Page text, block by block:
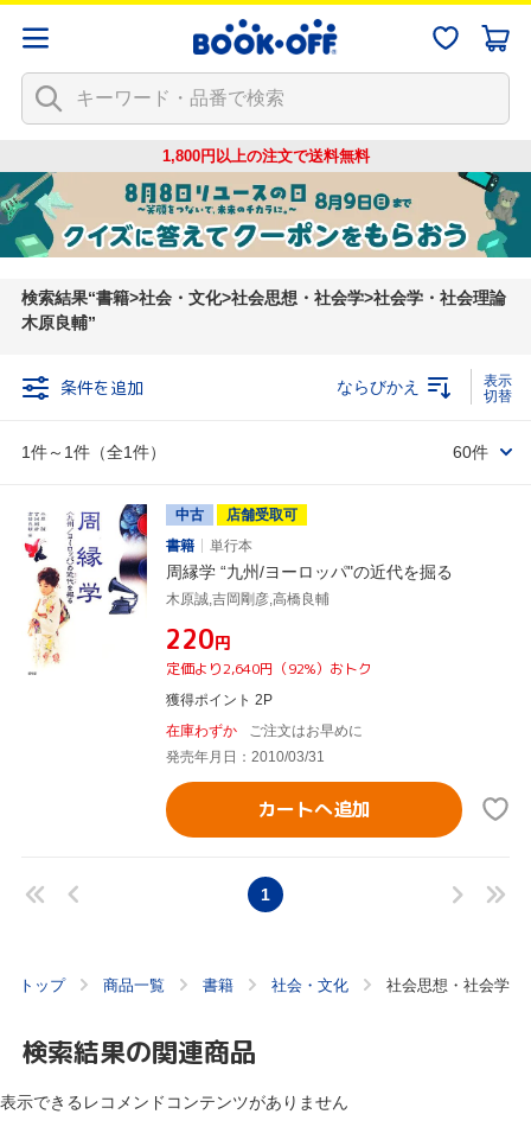
1,800円以上の注文で送料無料
検索結果 書籍>社会・文化>社会思想・社会学>社会学・社会理論
木原良輔
条件を追加
1件～1件（全1件）
ならびかえ
60件
中古
店舗受取可
書籍
単行本
周縁学 “九州/ヨーロッパ"の近代を掘る
木原誠,吉岡剛彦,高橋良輔
¥220円
定価より2,640円（92%）おトク
獲得ポイント 2P
在庫わずか
ご注文はお早めに
発売年月日：2010/03/31
カートへ追加
1
トップ 商品一覧 書籍 社会・文化 社会思想・社会学
検索結果の関連商品
表示できるレコメンドコンテンツがありません